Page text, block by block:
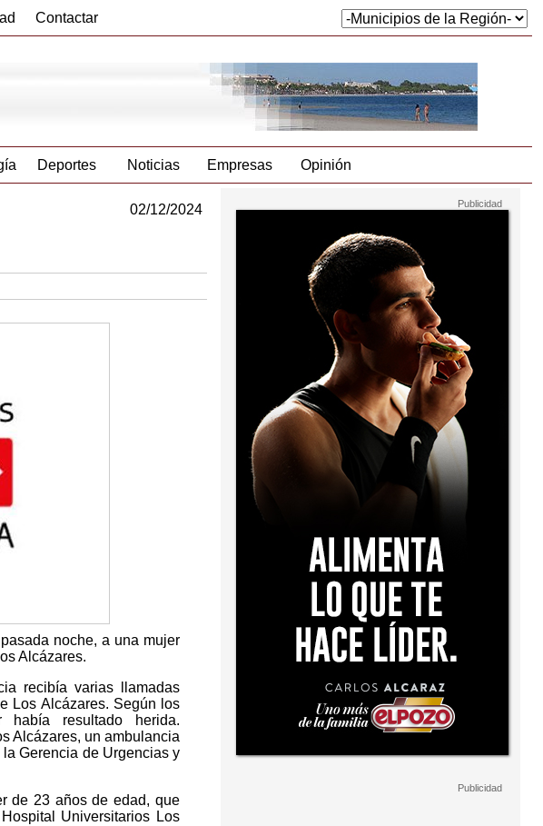
Contactar
Deportes Noticias Empresas Opinión
02/12/2024
noche, a una mujer
Alcázares.
recibía varias llamadas
Los Alcázares. Según los
había resultado herida.
Alcázares, un ambulancia
Gerencia de Urgencias y
de 23 años de edad, que
Universitarios Los